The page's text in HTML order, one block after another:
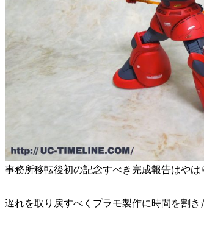
事務所移転後初の記念すべき完成報告はや
遅れを取り戻すべくプラモ製作に時間を割き